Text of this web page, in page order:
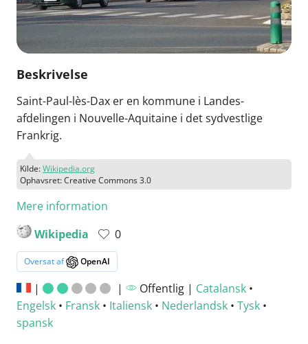
Beskrivelse
Saint-Paul-lès-Dax er en kommune i Landes-
afdelingen i Nouvelle-Aquitaine i det sydvestlige
Frankrig.
Kilde:Wikipedia.org
Ophavsret: Creative Commons 3.0
Mere information
Wikipedia
0
Oversat af OpenAI
| | Offentlig | Catalansk•
Engelsk • Fransk • Italiensk • Nederlandsk • Tysk •
spansk